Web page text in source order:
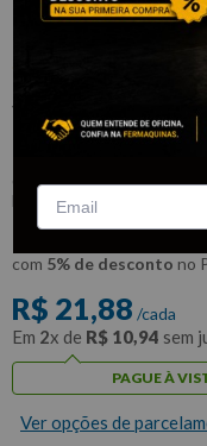
Soquete para
R61021612
:R61021612
GEDORE RED
R$20,79
com 5% de desconto no
R$ 21,88 /cada
Em 2x de R$ 10,94 sem
PAGUE À
Ver opções de